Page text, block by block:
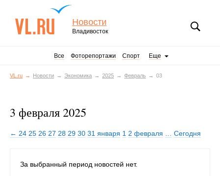
Новости
Владивосток
Все Фоторепортажи Спорт Еще
VL.ru Новости Экономика 2025 Февраль 03
3 февраля 2025
← 24 25 26 27 28 29 30 31 января 1 2 февраля Сегодня
За выбранный период новостей нет.